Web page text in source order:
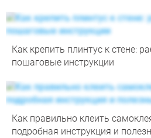
Как крепить плинтус к стене:
пошаговые инструкции
Как правильно клеить
подробная инструкция и